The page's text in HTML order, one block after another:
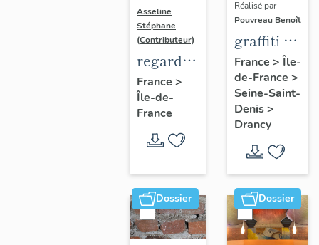
Asseline
Stéphane
(Contributeur)
regard
photographique
sur les
paysages
de la
de
France.
France >
Île-de-
France
Réalisé par
Pouvreau Benoît
graffiti de
chambrée
sur
revers de
façade
France > Île-
de-France >
Seine-Saint-
Denis>
Drancy
Dossier Dossier